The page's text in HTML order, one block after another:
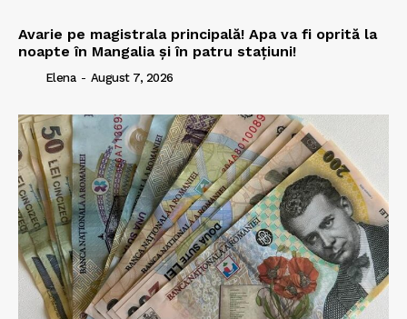
Avarie pe magistrala principală! Apa va fi oprită la
noapte în Mangalia și în patru stațiuni!
Elena - August 7, 2026